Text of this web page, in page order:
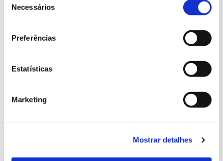
Necessários
Preferências
Estatísticas
Marketing
Mostrar detalhes